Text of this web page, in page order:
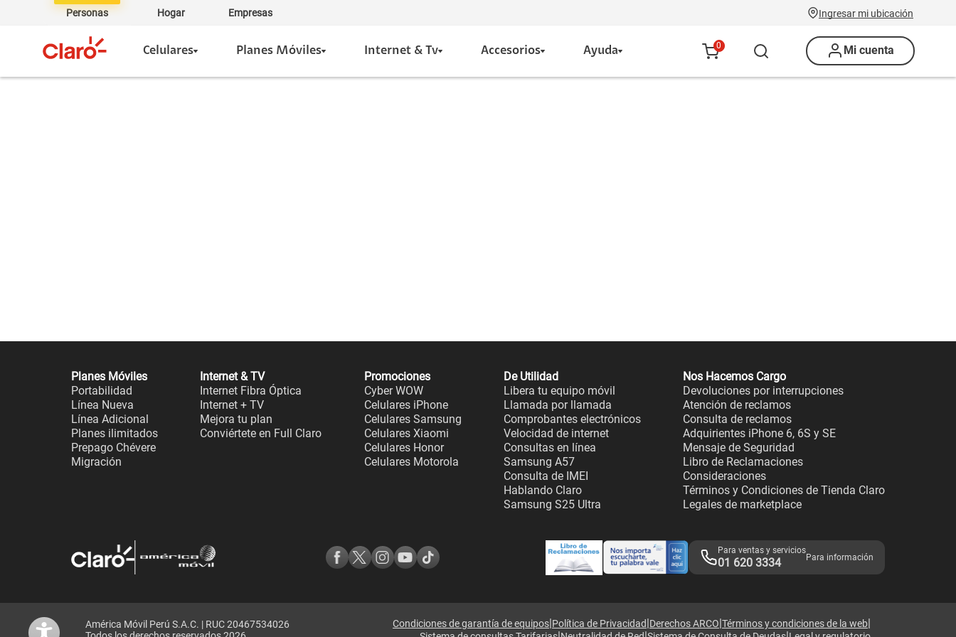
Personas Hogar Empresas Ingresar mi ubicación
Celulares Planes Móviles Internet & Tv Accesorios Ayuda 0 Mi cuenta
Planes Móviles
Portabilidad
Línea Nueva
Línea Adicional
Planes ilimitados
Prepago Chévere
Migración
Internet & TV
Internet Fibra Óptica
Internet + TV
Mejora tu plan
Conviértete en Full Claro
Promociones
Cyber WOW
Celulares iPhone
Celulares Samsung
Celulares Xiaomi
Celulares Honor
Celulares Motorola
De Utilidad
Libera tu equipo móvil
Llamada por llamada
Comprobantes electrónicos
Velocidad de internet
Consultas en línea
Samsung A57
Consulta de IMEI
Hablando Claro
Samsung S25 Ultra
Nos Hacemos Cargo
Devoluciones por interrupciones
Atención de reclamos
Consulta de reclamos
Adquirientes iPhone 6, 6S y SE
Mensaje de Seguridad
Libro de Reclamaciones
Consideraciones
Términos y Condiciones de Tienda Claro
Legales de marketplace
Para ventas y servicios
01 620 3334 Para información
América Móvil Perú S.A.C. | RUC 20467534026
Condiciones de garantía de equipos|Política de Privacidad|Derechos ARCO|Términos y condiciones de la web|